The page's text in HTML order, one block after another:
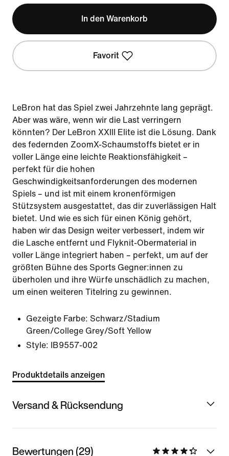
In den Warenkorb
Favorit
LeBron hat das Spiel zwei Jahrzehnte lang geprägt.
Aber was wäre, wenn wir die Last verringern
könnten? Der LeBron XXIII Elite ist die Lösung. Dank
des federnden ZoomX-Schaumstoffs bietet er in
voller Länge eine leichte Reaktionsfähigkeit –
perfekt für die hohen
Geschwindigkeitsanforderungen des modernen
Spiels – und ist mit einem kronenförmigen
Stützsystem ausgestattet, das dir zuverlässigen Halt
bietet. Und wie es sich für einen König gehört,
haben wir das Design weiter verbessert, indem wir
die Lasche entfernt und Flyknit-Obermaterial in
voller Länge integriert haben – perfekt, um auf der
größten Bühne des Sports Gegner:innen zu
überholen und ihre Würfe unschädlich zu machen,
um einen weiteren Titelring zu gewinnen.
Gezeigte Farbe: Schwarz/Stadium
Green/College Grey/Soft Yellow
Style:
IB9557-002
Produktdetails anzeigen
Versand & Rücksendung
Bewertungen (29)